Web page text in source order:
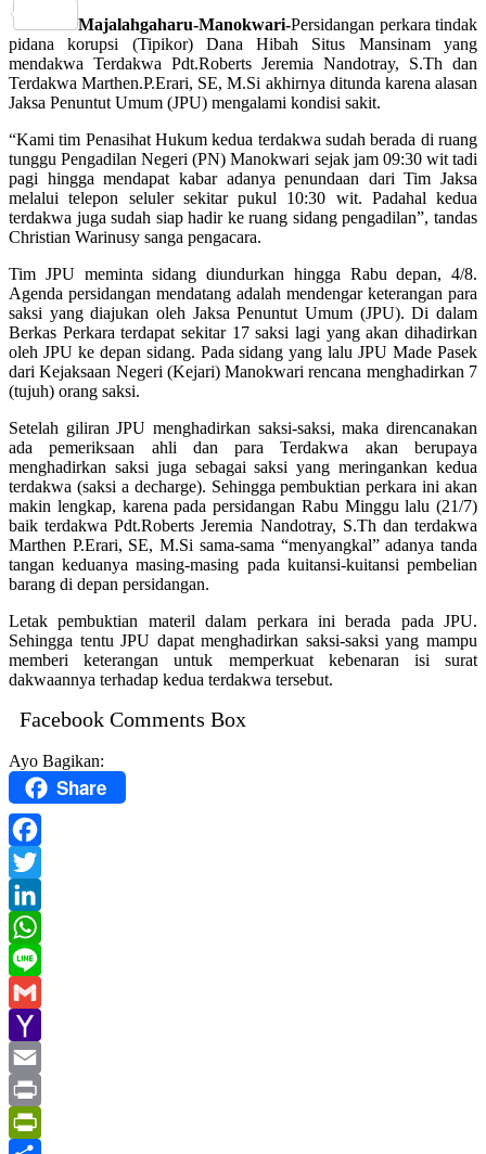
Share
Majalahgaharu-Manokwari-Persidangan perkara tindak
pidana korupsi (Tipikor) Dana Hibah Situs Mansinam yang
mendakwa Terdakwa Pdt.Roberts Jeremia Nandotray, S.Th dan
Terdakwa Marthen.P.Erari, SE, M.Si akhirnya ditunda karena alasan
Jaksa Penuntut Umum (JPU) mengalami kondisi sakit.
“Kami tim Penasihat Hukum kedua terdakwa sudah berada di ruang
tunggu Pengadilan Negeri (PN) Manokwari sejak jam 09:30 wit tadi
pagi hingga mendapat kabar adanya penundaan dari Tim Jaksa
melalui telepon seluler sekitar pukul 10:30 wit. Padahal kedua
terdakwa juga sudah siap hadir ke ruang sidang pengadilan”, tandas
Christian Warinusy sanga pengacara.
Tim JPU meminta sidang diundurkan hingga Rabu depan, 4/8.
Agenda persidangan mendatang adalah mendengar keterangan para
saksi yang diajukan oleh Jaksa Penuntut Umum (JPU). Di dalam
Berkas Perkara terdapat sekitar 17 saksi lagi yang akan dihadirkan
oleh JPU ke depan sidang. Pada sidang yang lalu JPU Made Pasek
dari Kejaksaan Negeri (Kejari) Manokwari rencana menghadirkan 7
(tujuh) orang saksi.
Setelah giliran JPU menghadirkan saksi-saksi, maka direncanakan
ada pemeriksaan ahli dan para Terdakwa akan berupaya
menghadirkan saksi juga sebagai saksi yang meringankan kedua
terdakwa (saksi a decharge). Sehingga pembuktian perkara ini akan
makin lengkap, karena pada persidangan Rabu Minggu lalu (21/7)
baik terdakwa Pdt.Roberts Jeremia Nandotray, S.Th dan terdakwa
Marthen P.Erari, SE, M.Si sama-sama “menyangkal” adanya tanda
tangan keduanya masing-masing pada kuitansi-kuitansi pembelian
barang di depan persidangan.
Letak pembuktian materil dalam perkara ini berada pada JPU.
Sehingga tentu JPU dapat menghadirkan saksi-saksi yang mampu
memberi keterangan untuk memperkuat kebenaran isi surat
dakwaannya terhadap kedua terdakwa tersebut.
Facebook Comments Box
Ayo Bagikan:
Share
Facebook
Twitter
LinkedIn
WhatsApp
Line
Gmail
Yahoo
Mail
Email
Print